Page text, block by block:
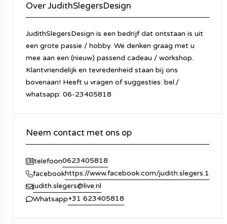
Over JudithSlegersDesign
JudithSlegersDesign is een bedrijf dat ontstaan is uit
een grote passie / hobby. We denken graag met u
mee aan een (nieuw) passend cadeau / workshop.
Klantvriendelijk en tevredenheid staan bij ons
bovenaan! Heeft u vragen of suggesties: bel./
whatsapp: 06-23405818
Neem contact met ons op
telefoon0623405818
facebookhttps://www.facebook.com/judith.slegers.1
judith.slegers@live.nl
Whatsapp+31 623405818